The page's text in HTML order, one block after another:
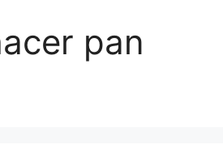
pan